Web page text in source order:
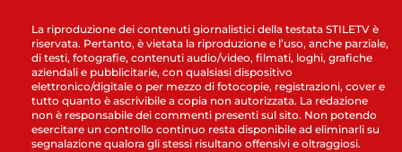
La riproduzione dei contenuti giornalistici della testata STILETV è
riservata. Pertanto, è vietata la riproduzione e l’uso, anche parziale,
di testi, fotografie, contenuti audio/video, filmati, loghi, grafiche
aziendali e pubblicitarie, con qualsiasi dispositivo
elettronico/digitale o per mezzo di fotocopie, registrazioni, cover e
tutto quanto è ascrivibile a copia non autorizzata. La redazione
non è responsabile dei commenti presenti sul sito. Non potendo
esercitare un controllo continuo resta disponibile ad eliminarli su
segnalazione qualora gli stessi risultano offensivi e oltraggiosi.